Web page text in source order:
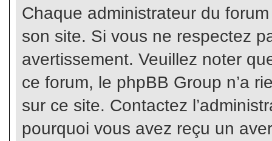
Chaque administrateur du
son site. Si vous ne respectez
avertissement. Veuillez noter
ce forum, le phpBB Group n’a
sur ce site. Contactez
pourquoi vous avez reçu un